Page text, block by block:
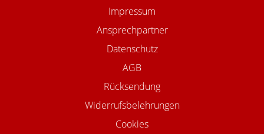
Impressum
Ansprechpartner
Datenschutz
AGB
Rücksendung
Widerrufsbelehrungen
Cookies